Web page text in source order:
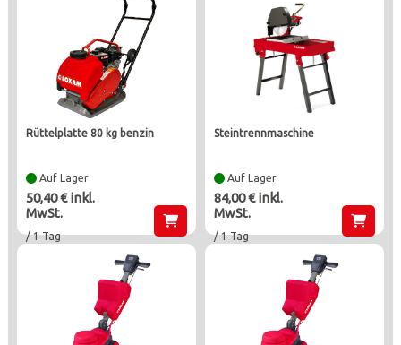
rüttelplatte 80 kg benzin
Auf Lager
50,40 € inkl.
MwSt.
/ 1 Tag
steintrennmaschine
Auf Lager
84,00 € inkl.
MwSt.
/ 1 Tag